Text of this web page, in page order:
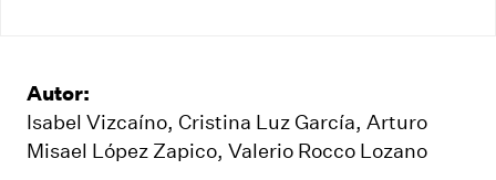
Autor:
Isabel Vizcaíno, Cristina Luz García, Arturo
Misael López Zapico, Valerio Rocco Lozano